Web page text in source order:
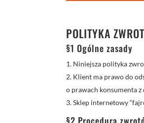
POLITYKA
§1 Ogólne zasady
Niniejsza polityka
Klient ma prawo do
o prawach konsumenta
Sklep internetowy
§2 Procedura